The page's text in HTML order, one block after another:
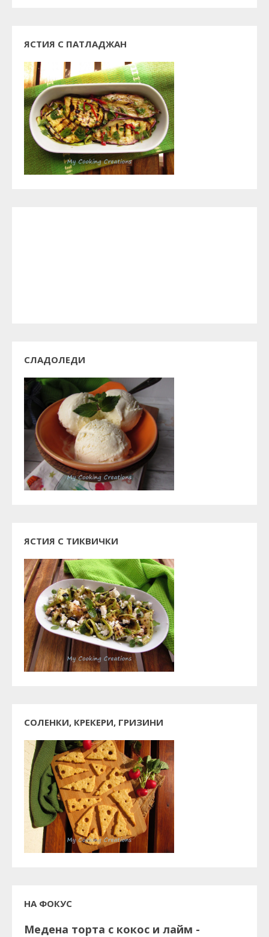
ЯСТИЯ С ПАТЛАДЖАН
СЛАДОЛЕДИ
ЯСТИЯ С ТИКВИЧКИ
СОЛЕНКИ, КРЕКЕРИ, ГРИЗИНИ
НА ФОКУС
Медена торта с кокос и лайм -